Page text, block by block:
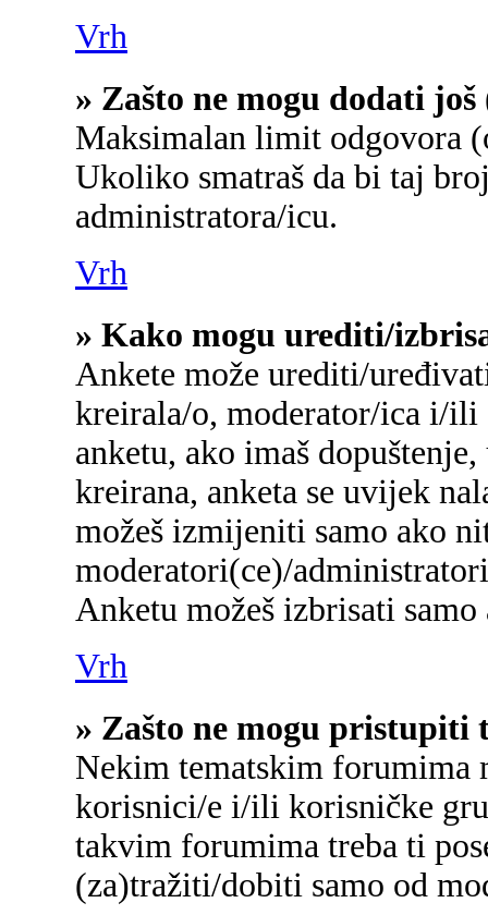
Vrh
» Zašto ne mogu dodati
Maksimalan limit odgovora
Ukoliko smatraš da bi taj
administratora/icu.
Vrh
» Kako mogu urediti/
Ankete može urediti/
kreirala/o, moderator/ica i/
anketu, ako imaš
kreirana, anketa se uvijek
možeš izmijeniti samo ako
moderatori(ce)/
Anketu možeš izbrisati
Vrh
» Zašto ne mogu pristupiti
Nekim tematskim forumima
korisnici/e i/ili korisničke
takvim forumima treba ti
(za)tražiti/dobiti samo od